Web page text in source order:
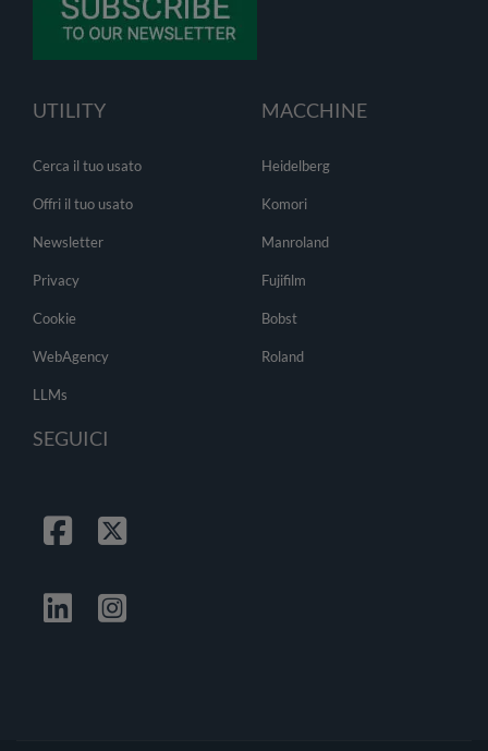
UTILITY
Cerca il tuo usato
Offri il tuo usato
Newsletter
Privacy
Cookie
WebAgency
LLMs
MACCHINE
Heidelberg
Komori
Manroland
Fujifilm
Bobst
Roland
SEGUICI